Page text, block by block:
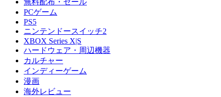
無料配布・セール
PCゲーム
PS5
ニンテンドースイッチ2
XBOX Series X|S
ハードウェア・周辺機器
カルチャー
インディーゲーム
漫画
海外レビュー